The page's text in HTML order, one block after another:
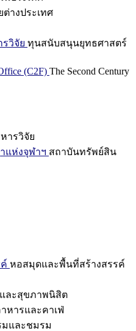
างประเทศ
วิจัย ทุนสนับสนุนยุทธศาสตร์
(C2F) The Second Century
ารวิจัย
แห่งจุฬาฯ สถาบันทรัพย์สิน
หอสมุดและพื้นที่สร้างสรรค์
ละสุขภาพนิสิต
หารและคาเฟ่
มและชมรม